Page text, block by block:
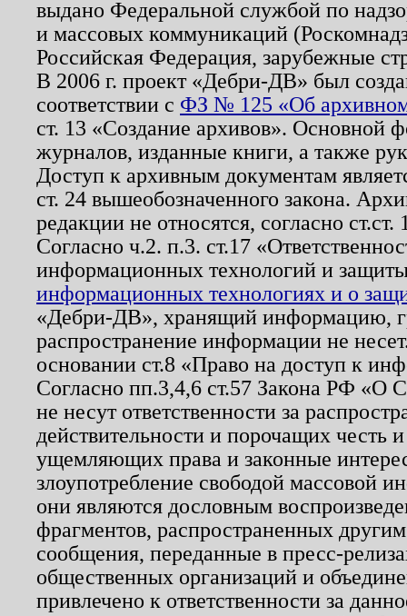
выдано Федеральной службой по
и массовых коммуникаций
Российская Федерация, зарубежные
В 2006 г. проект «Дебри-ДВ» был
соответствии с ФЗ № 125 «Об
ст. 13 «Создание архивов». Основной
журналов, изданные книги, а также
Доступ к архивным документам
ст. 24 вышеобозначенного закона.
редакции не относятся, согласно
Согласно ч.2. п.3. ст.17
информационных технологий и
информационных технологиях и о
«Дебри-ДВ», хранящий информацию,
распространение информации не
основании ст.8 «Право на доступ к
Согласно пп.3,4,6 ст.57 Закона РФ «О
не несут ответственности за
действительности и порочащих честь
ущемляющих права и законные
злоупотребление свободой массовой
они являются дословным
фрагментов, распространенных
сообщения, переданные в пресс-
общественных организаций и
привлечено к ответственности за